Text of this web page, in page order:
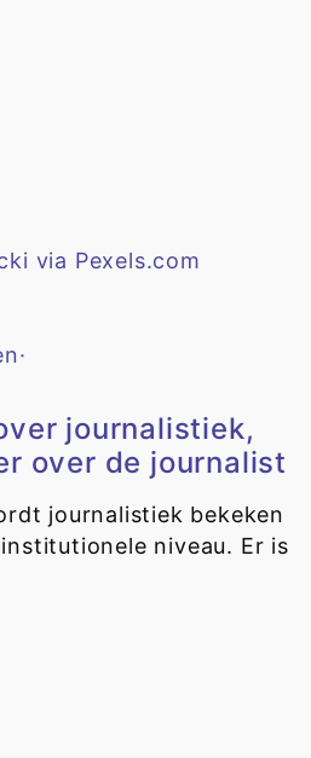
·
journalistiek,
over de journalist
journalistiek bekeken
niveau. Er is